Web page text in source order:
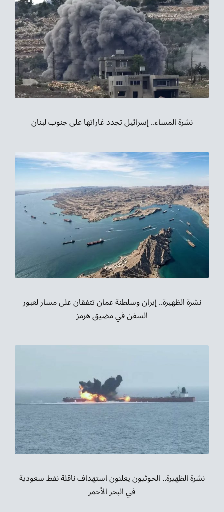
نشرة المساء.. إسرائيل تجدد غاراتها على جنوب لبنان
نشرة الظهيرة.. إيران وسلطنة عمان تتفقان على مسار لعبور
السفن في مضيق هرمز
نشرة الظهيرة.. الحوثيون يعلنون استهداف ناقلة نفط سعودية
في البحر الأحمر